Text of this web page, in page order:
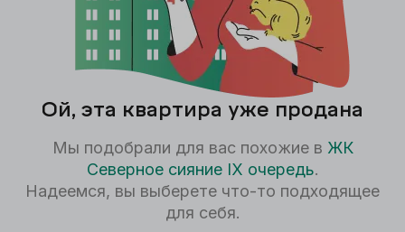
Ой, эта квартира уже продана
Мы подобрали для вас похожие в ЖК
Северное сияние IX очередь.
Надеемся, вы выберете что-то подходящее
для себя.